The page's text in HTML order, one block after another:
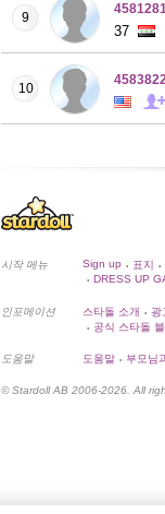
9
37
10
시작 메뉴 Sign up • 표지 •
• DRESS UP
인포메이션 스타돌 소개 • 광
• 공식 스타돌
도움말 도움말 • 부모님
© Stardoll AB 2006-2026. All